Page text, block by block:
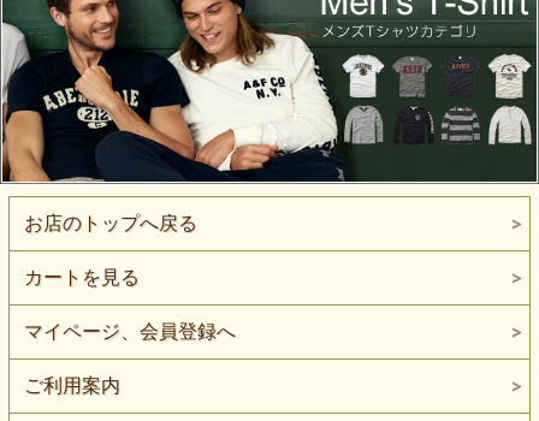
お店のトップへ戻る
カートを見る
マイページ、会員登録へ
ご利用案内